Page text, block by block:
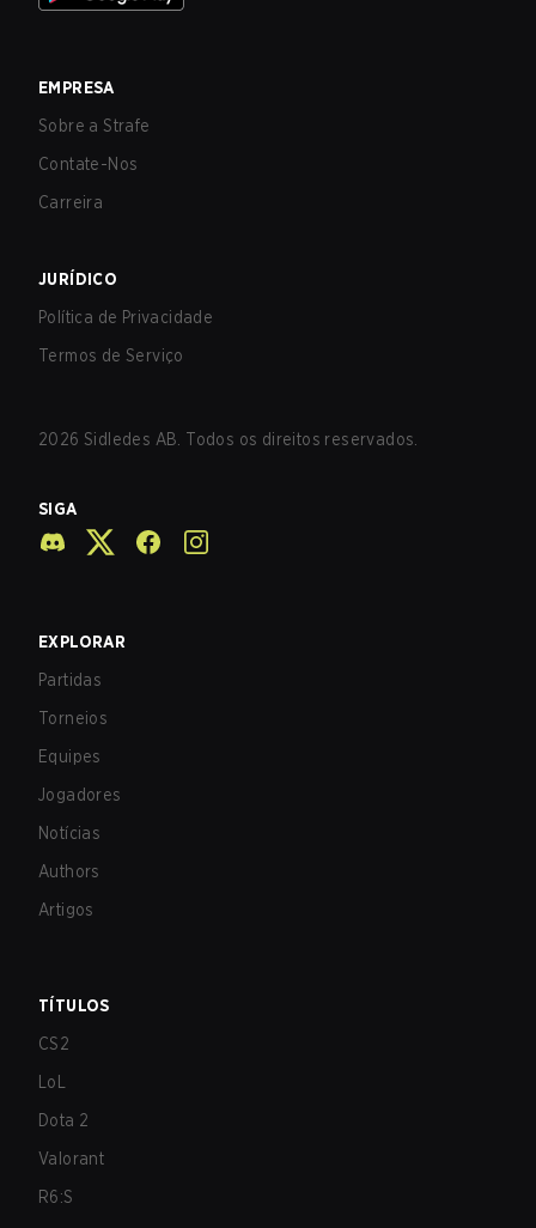
EMPRESA
Sobre a Strafe
Contate-Nos
Carreira
JURÍDICO
Política de Privacidade
Termos de Serviço
2026 Sidledes AB. Todos os direitos reservados.
SIGA
EXPLORAR
Partidas
Torneios
Equipes
Jogadores
Notícias
Authors
Artigos
TÍTULOS
CS2
LoL
Dota 2
Valorant
R6:S